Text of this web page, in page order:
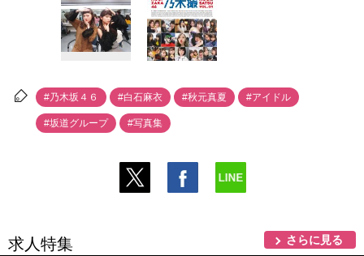
#乃木坂４６ #白石麻衣 #秋元真夏 #アイドル
#坂道グループ #写真集
求人特集 さらに見る